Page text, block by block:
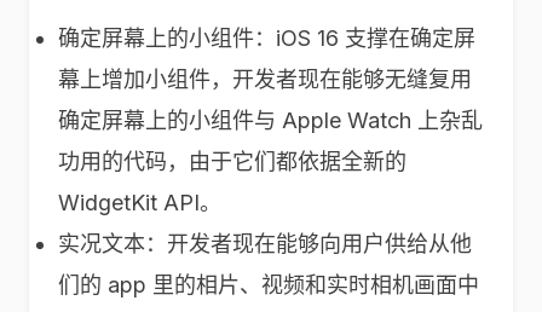
确定屏幕上的小组件：iOS 16 支撑在确定屏
幕上增加小组件，开发者现在能够无缝复用
确定屏幕上的小组件与 Apple Watch 上杂乱
功用的代码，由于它们都依据全新的
WidgetKit API。
实况文本：开发者现在能够向用户供给从他
们的 app 里的相片、视频和实时相机画面中